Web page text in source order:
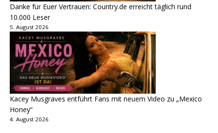
Danke für Euer Vertrauen: Country.de erreicht täglich rund
10.000 Leser
5. August 2026
Kacey Musgraves entführt Fans mit neuem Video zu „Mexico
Honey“
4. August 2026